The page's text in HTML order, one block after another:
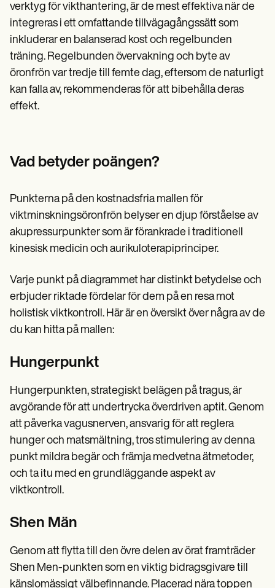
verktyg för vikthantering, är de mest effektiva när de
integreras i ett omfattande tillvägagångssätt som
inkluderar en balanserad kost och regelbunden
träning. Regelbunden övervakning och byte av
öronfrön var tredje till femte dag, eftersom de naturligt
kan falla av, rekommenderas för att bibehålla deras
effekt.
Vad betyder poängen?
Punkterna på den kostnadsfria mallen för
viktminskningsöronfrön belyser en djup förståelse av
akupressurpunkter som är förankrade i traditionell
kinesisk medicin och aurikuloterapiprinciper.
Varje punkt på diagrammet har distinkt betydelse och
erbjuder riktade fördelar för dem på en resa mot
holistisk viktkontroll. Här är en översikt över några av de
du kan hitta på mallen:
Hungerpunkt
Hungerpunkten, strategiskt belägen på tragus, är
avgörande för att undertrycka överdriven aptit. Genom
att påverka vagusnerven, ansvarig för att reglera
hunger och matsmältning, tros stimulering av denna
punkt mildra begär och främja medvetna ätmetoder,
och ta itu med en grundläggande aspekt av
viktkontroll.
Shen Män
Genom att flytta till den övre delen av örat framträder
Shen Men-punkten som en viktig bidragsgivare till
känslomässigt välbefinnande. Placerad nära toppen